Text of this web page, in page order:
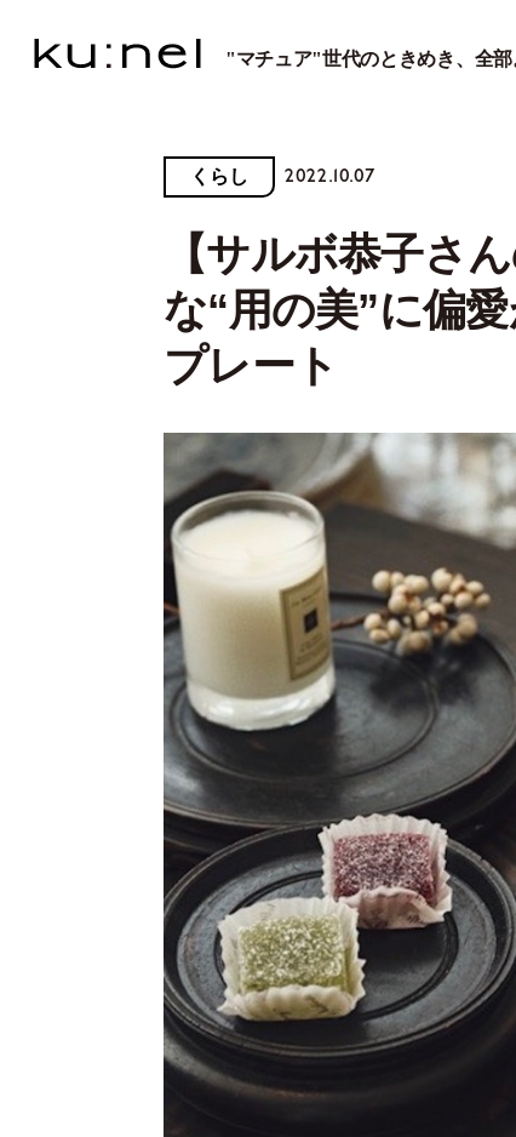
"マチュア"世代のときめき、全部
くらし 2022.10.07
【サルボ恭子さ
な“用の美”に偏
プレート